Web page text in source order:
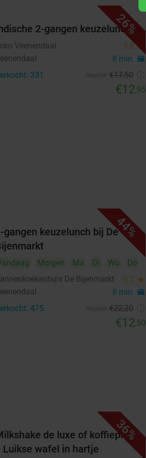
26%
2-gangen keuzelunch
Veenendaal 9.8star
8 min. directions_car
331 €17,50
€12,95
44%
gangen keuzelunch bij De
Morgen Ma Di Wo
Do
De Bijenmarkt
9.7 star
8 min. directions_car
475 €22,20
€12,50
36%
de luxe of koffieplaat
Luikse wafel in hartje